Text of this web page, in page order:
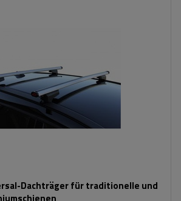
Dachträger für traditionelle und